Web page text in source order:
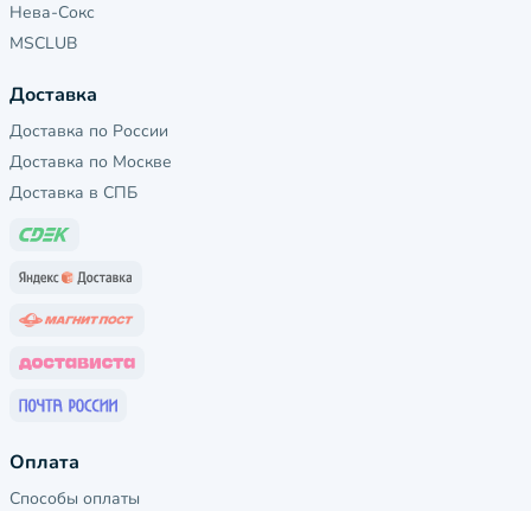
Нева-Сокс
MSCLUB
Доставка
Доставка по России
Доставка по Москве
Доставка в СПБ
Оплата
Способы оплаты